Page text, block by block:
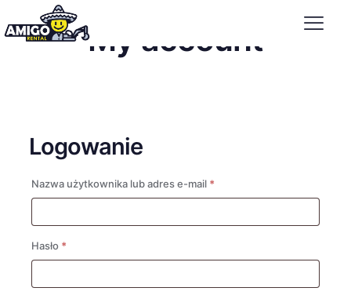
My account
Logowanie
Nazwa użytkownika lub adres e-mail *Wymagane
Hasło *Wymagane